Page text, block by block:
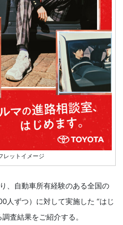
レットイメージ
、自動車所有経験のある全国の
人ずつ）に対して実施した “はじ
査結果をご紹介する。